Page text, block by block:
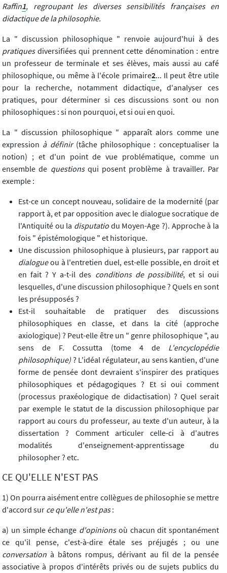
Raffin1, regroupant les diverses sensibilités françaises en
didactique de la philosophie.
La " discussion philosophique " renvoie aujourd'hui à des
pratiquesdiversifiées qui prennent cette dénomination : entre
un professeur de terminale et ses élèves, mais aussi au café
philosophique, ou même à l'école primaire2... Il peut être utile
pour la recherche, notamment didactique, d'analyser ces
pratiques, pour déterminer si ces discussions sont ou non
philosophiques : si non pourquoi, et si oui en quoi.
La " discussion philosophique " apparaît alors comme une
expression à définir(tâche philosophique : conceptualiser la
notion) ; et d'un point de vue problématique, comme un
ensemble de questionsqui posent problème à travailler. Par
exemple :
Est-ce un concept nouveau, solidaire de la modernité (par
rapport à, et par opposition avec le dialogue socratique de
l'Antiquité ou la disputatio du Moyen-Age ?). Approche à la
fois " épistémologique " et historique.
Une discussion philosophique à plusieurs, par rapport au
dialogueou à l'entretien duel, est-elle possible, en droit et
en fait ? Y a-t-il des conditions de possibilité, et si oui
lesquelles, d'une discussion philosophique ? Quels en sont
les présupposés ?
Est-il souhaitable de pratiquer des discussions
philosophiques en classe, et dans la cité (approche
axiologique) ? Peut-elle être un " genre philosophique ", au
sens de F. Cossutta (tome 4 de L'encyclopédie
philosophique) ? L'idéal régulateur, au sens kantien, d'une
forme de pensée dont devraient s'inspirer des pratiques
philosophiques et pédagogiques ? Et si oui comment
(processus praxéologique de didactisation) ? Quel serait
par exemple le statut de la discussion philosophique par
rapport au cours du professeur, au texte d'un auteur, à la
dissertation ? Comment articuler celle-ci à d'autres
modalités d'enseignement-apprentissage du
philosopher ? etc.
CE QU'ELLE N'EST PAS
1) On pourra aisément entre collègues de philosophie se mettre
d'accord sur ce qu'elle n'est pas:
a) un simple échange d'opinionsoù chacun dit spontanément
ce qu'il pense, c'est-à-dire étale ses préjugés ; ou une
conversation à bâtons rompus, dérivant au fil de la pensée
associative à propos d'intérêts privés ou de sujets publics du